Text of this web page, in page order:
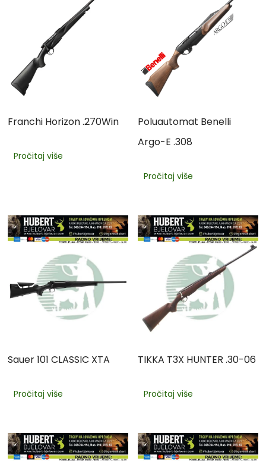
Franchi Horizon .270Win
Pročitaj više
Poluautomat Benelli
Argo-E .308
Pročitaj više
Sauer 101 CLASSIC XTA
Pročitaj više
TIKKA T3X HUNTER .30-06
Pročitaj više